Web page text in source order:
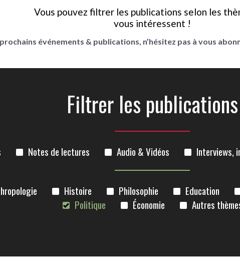
Vous pouvez filtrer les publications selon les
vous intéressent !
événements & publications, n’hésitez pas à vous
Filtrer les publications
Notes de lectures Audio & Vidéos Interviews,
Histoire Philosophie Education
Politique
Économie Autres